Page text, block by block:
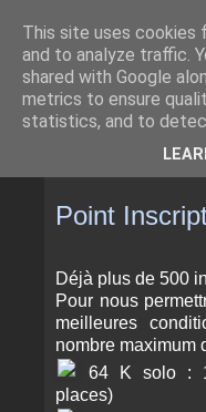
Point
Déjà plus de 500
Pour nous
meilleures
nombre maximum
64 K solo :
places)
This site uses cookies
and to analyze traffic.
shared with Google
metrics to ensure
statistics, and to